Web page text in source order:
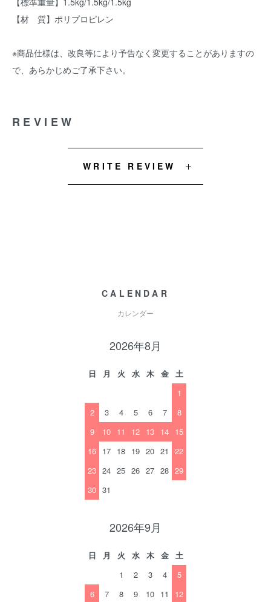
【材 質】ポリプロピレン
※商品仕様は、改良等により予告なく変更することがありますの
で、あらかじめご了承下さい。
REVIEW
WRITE REVIEW
CALENDAR
カレンダー
2026年8月
日 月 火 水 木 金
土
1
2
3 4 5 6 7
8
9
10 11 12 13 14 15
16 17 18 19 20 21
22
23 24 25 26 27 28 29
30 31
2026年9月
日 月 火 水 木 金
土
1
2 3 4
5
6
7 8 9 10 11
12